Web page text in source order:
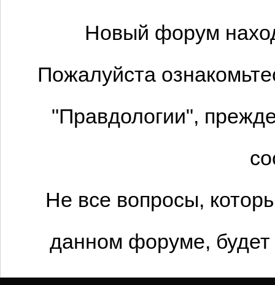
Новый форум
Пожалуйста
"Правдологии",
Не все вопросы,
данном форуме,